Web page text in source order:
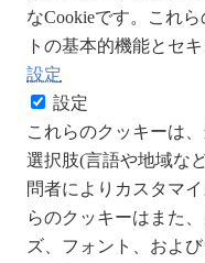
なCookieです。これ
トの基本的機能とセ
設定
設定
これらのクッキーは
選択肢(言語や地域な
問者によりカスタマ
らのクッキーはまた
ズ、フォント、およ